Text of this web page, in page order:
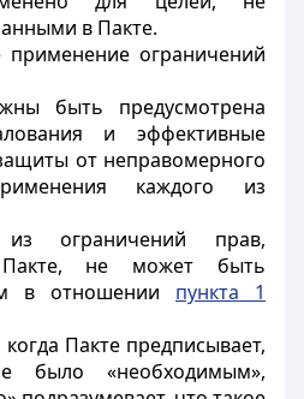
в Пакте.
применение ограничений
быть предусмотрена
и эффективные
от неправомерного
каждого из
ограничений прав,
не может быть
в отношении пункта 1
когда Пакте предписывает,
было «необходимым»,